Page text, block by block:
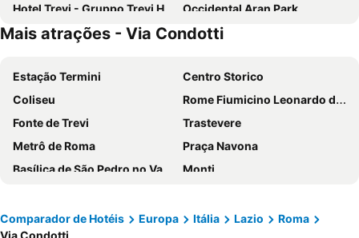
Hotel Trevi - Gruppo Trevi Hotels
Occidental Aran Park
Hotel Gioberti
Excel Roma Montemario
Exe International Palace
Raeli Hotel Regio
Hotel Roma Tor Vergata
Trilussa Palace Hotel Congress & Spa
Hotel Mosaic Central Rome
Roma Palace Suite
H10 Roma Città
Hotel Taormina
Occidental Aurelia
Hotel Villa Rosa
Hotel Caravel
Moderno Hotel Roma
Mais atrações - Via Condotti
Estação Termini
Centro Storico
Coliseu
Rome Fiumicino Leonardo da Vinci International Airport
Fonte de Trevi
Trastevere
Metrô de Roma
Praça Navona
Basílica de São Pedro no Vaticano
Monti
Praça de Espanha
Prati
Comparador de Hotéis Europa Itália Lazio
Roma